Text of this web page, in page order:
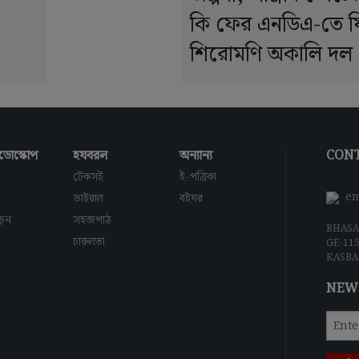
কি ফের এনডিএ-তে
শিরোমণি অকালি
হযবরল
টেকসই
ভাইরাল
সহজপাঠ
চারুলতা
অন্যান্য
ই-পত্রিকা
বইঘর
GE-